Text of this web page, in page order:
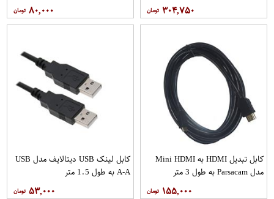
۳۰۴,۷۵۰ ۸۰,۰۰۰
کابل تبدیل HDMI به Mini HDMI
مدل Parsacam به طول 3 متر
۱۵۵,۰۰۰
کابل لینک USB دیتالایف مدل USB
A-A به طول 1.5 متر
۵۳,۰۰۰